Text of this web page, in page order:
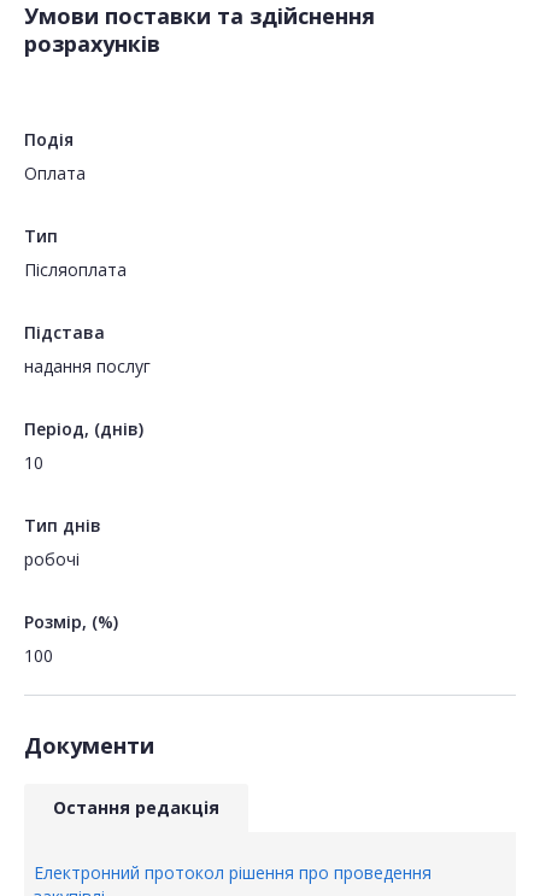
Умови поставки та здійснення
розрахунків
Подія
Оплата
Тип
Пiсляоплата
Підстава
надання послуг
Період, (днів)
10
Тип днів
робочі
Розмір, (%)
100
Документи
Остання редакція
Електронний протокол рішення про проведення